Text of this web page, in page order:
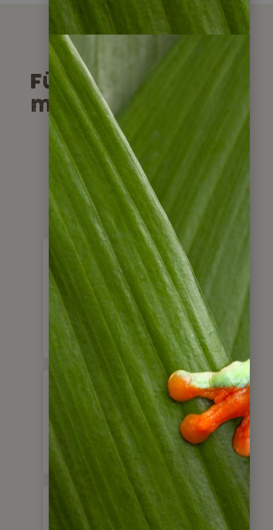
Für wen bieten wir
maßgeschneiderte
Rundreisen an?
Für alle Individual-
reisenden
Paare